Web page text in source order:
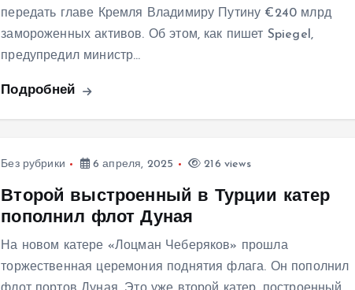
передать главе Кремля Владимиру Путину €240 млрд
замороженных активов. Об этом, как пишет Spiegel,
предупредил министр…
Подробней
Без рубрики 6 апреля, 2025 216 views
Второй выстроенный в Турции катер
пополнил флот Дуная
На новом катере «Лоцман Чеберяков» прошла
торжественная церемония поднятия флага. Он пополнил